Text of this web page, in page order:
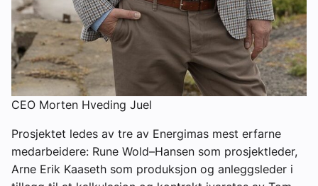
CEO Morten Hveding Juel
Prosjektet ledes av tre av Energimas mest erfarne
medarbeidere: Rune Wold–Hansen som prosjektleder,
Arne Erik Kaaseth som produksjon og anleggsleder i